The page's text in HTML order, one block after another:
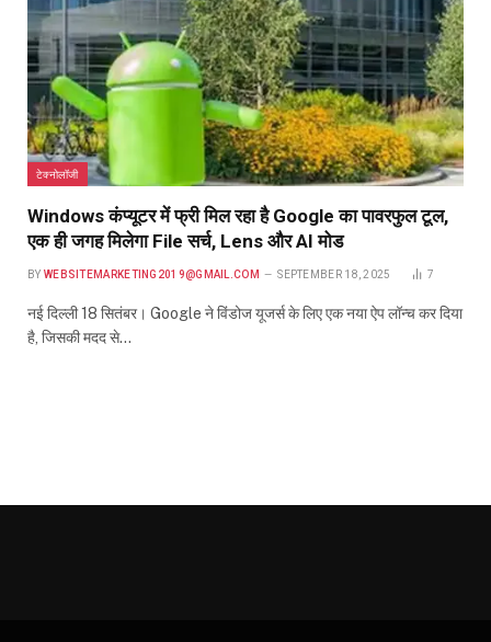
टेक्नोलॉजी
Windows कंप्यूटर में फ्री मिल रहा है Google का पावरफुल टूल,
एक ही जगह मिलेगा File सर्च, Lens और AI मोड
BY WEBSITEMARKETING2019@GMAIL.COM SEPTEMBER 18, 2025 7
नई दिल्ली 18 सितंबर। Google ने विंडोज यूजर्स के लिए एक नया ऐप लॉन्च कर दिया
है, जिसकी मदद से…